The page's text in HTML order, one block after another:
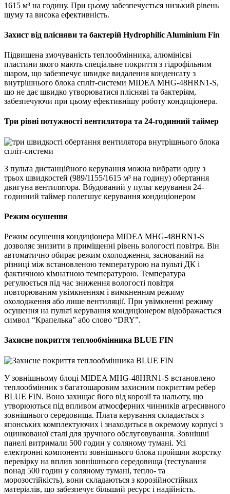
1615 м³ на годину. При цьому забезпечується низький рівень
шуму та висока ефективність.
Захист від плісняви та бактерій Hydrophilic Aluminium Fin
Підвищена змочуваність теплообмінника, алюмінієві
пластини якого мають спеціальне покриття з гідрофільним
шаром, що забезпечує швидке видалення конденсату з
внутрішнього блока спліт-системи MIDEA MHG-48HRN1-S,
що не дає швидко утворюватися плісняві та бактеріям,
забезпечуючи при цьому ефективнішу роботу кондиціонера.
Три рівні потужності вентилятора та 24-годинний таймер
З пульта дистанційного керування можна вибрати одну з
трьох швидкостей (989/1155/1615 м³ на годину) обертання
двигуна вентилятора. Вбудований у пульт керування 24-
годинний таймер полегшує керування кондиціонером
Режим осушення
Режим осушення кондиціонера MIDEA MHG-48HRN1-S
дозволяє знизити в приміщенні рівень вологості повітря. Він
автоматично обирає режим охолодження, заснований на
різниці між встановленою температурою на пульті ДК і
фактичною кімнатною температурою. Температура
регулюється під час зниження вологості повітря
повторюваним увімкненням і вимкненням режиму
охолодження або лише вентиляції. При увімкненні режиму
осушення на пульті керування кондиціонером відображається
символ “Крапелька” або слово “DRY”.
Захисне покриття теплообмінника BLUE FIN
У зовнішньому блоці MIDEA MHG-48HRN1-S встановлено
теплообмінник з багатошаровим захисним покриттям ребер
BLUE FIN. Воно захищає його від корозії та нальоту, що
утворюються під впливом атмосферних чинників агресивного
зовнішнього середовища. Плата керування складається з
японських комплектуючих і знаходиться в окремому корпусі з
оцинкованої сталі для зручного обслуговування. Зовнішні
панелі витримали 500 годин у соляному тумані. Усі
електронні компоненти зовнішнього блока пройшли жорстку
перевірку на вплив зовнішнього середовища (тестування
понад 500 годин у соляному тумані, тепло- та
морозостійкість), вони складаються з корозійностійких
матеріалів, що забезпечує більший ресурс і надійність.